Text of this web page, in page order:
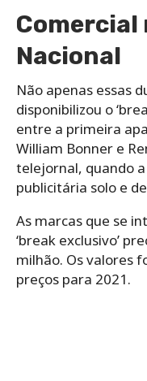
Comercial
Nacional
Não apenas essas
disponibilizou o
entre a primeira
William Bonner e
telejornal, quando
publicitária solo e
As marcas que se
‘break exclusivo’
milhão. Os valores
preços para 2021.